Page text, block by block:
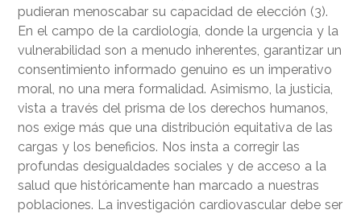
pudieran menoscabar su capacidad de elección (3).
En el campo de la cardiología, donde la urgencia y la
vulnerabilidad son a menudo inherentes, garantizar un
consentimiento informado genuino es un imperativo
moral, no una mera formalidad. Asimismo, la justicia,
vista a través del prisma de los derechos humanos,
nos exige más que una distribución equitativa de las
cargas y los beneficios. Nos insta a corregir las
profundas desigualdades sociales y de acceso a la
salud que históricamente han marcado a nuestras
poblaciones. La investigación cardiovascular debe ser